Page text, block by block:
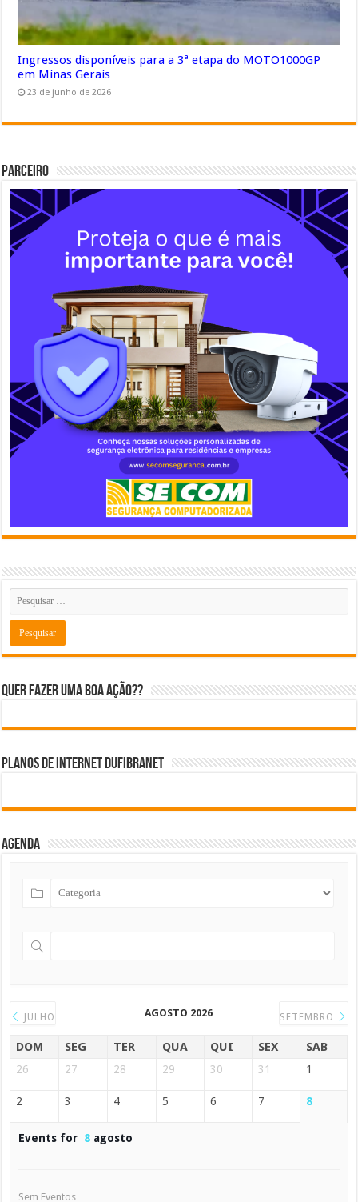
Ingressos disponíveis para a 3ª etapa do MOTO1000GP
em Minas Gerais
23 de junho de 2026
Parceiro
Quer fazer uma boa ação??
Planos de internet DUFIBRANET
Agenda
JULHO AGOSTO 2026 SETEMBRO
DOM SEG TER QUA QUI SEX SAB
26 27 28 29 30 31 1
2 3 4 5 6 7 8
Events for 8 agosto
Sem Eventos